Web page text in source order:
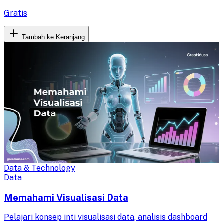
Gratis
Tambah ke Keranjang
Data & Technology
Data
Memahami Visualisasi Data
Pelajari konsep inti visualisasi data, analisis dashboard